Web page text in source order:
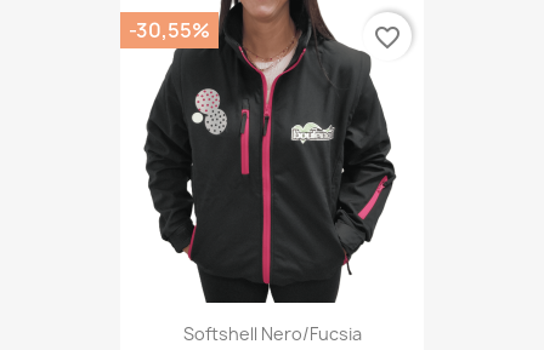
Softshell Nero/fucsia
-30,55% favorite_border